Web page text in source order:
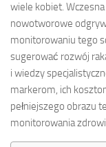
wiele kobiet.
nowotworowe
monitorowaniu tego
sugerować rozwój
i wiedzy
markerom, ich
pełniejszego obrazu
monitorowania